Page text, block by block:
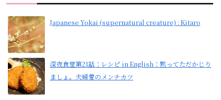
Japanese Yokai (supernatural creature) : Kitaro
深夜食堂第21話：レシピ in English：黙ってただかじり
ましょ。夫婦愛のメンチカツ